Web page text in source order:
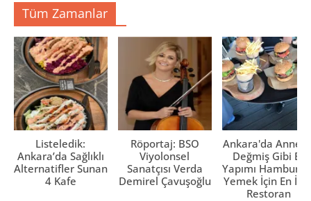
Tüm Zamanlar
Listeledik:
Ankara’da Sağlıklı
Alternatifler Sunan
4 Kafe
Röportaj: BSO
Viyolonsel
Sanatçısı Verda
Demirel Çavuşoğlu
Ankara'da Anne
Değmiş Gibi Ev
Yapımı
Yemek İçin En İyi
Restoran